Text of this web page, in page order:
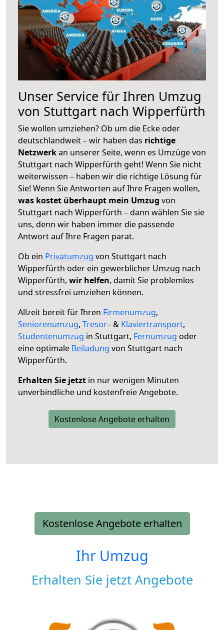
Unser Service für Ihren Umzug
von Stuttgart nach Wipperfürth
Sie wollen umziehen? Ob um die Ecke oder
deutschlandweit – wir haben das richtige
Netzwerkan unserer Seite, wenn es Umzüge von
Stuttgart nach Wipperfürth geht! Wenn Sie nicht
weiterwissen – haben wir die richtige Lösung für
Sie! Wenn Sie Antworten auf Ihre Fragen wollen,
was kostet überhaupt mein Umzug von
Stuttgart nach Wipperfürth – dann wählen Sie sie
uns, denn wir haben immer die passende
Antwort auf Ihre Fragen parat.
Ob ein Privatumzug von Stuttgart nach
Wipperfürth oder ein gewerblicher Umzug nach
Wipperfürth, wir helfen, damit Sie problemlos
und stressfrei umziehen können.
Allzeit bereit für Ihren Firmenumzug,
Seniorenumzug, Tresor– & Klaviertransport,
Studentenumzug in Stuttgart, Fernumzug oder
eine optimale Beiladung von Stuttgart nach
Wipperfürth.
Erhalten Sie jetzt in nur wenigen Minuten
unverbindliche und kostenfreie Angebote.
Kostenlose Angebote erhalten
Kostenlose Angebote erhalten
Ihr Umzug
Erhalten Sie jetzt Angebote